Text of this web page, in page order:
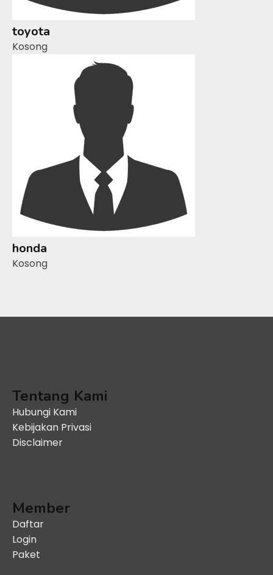
toyota
Kosong
honda
Kosong
Tentang Kami
Hubungi Kami
Kebijakan Privasi
Disclaimer
Member
Daftar
Login
Paket